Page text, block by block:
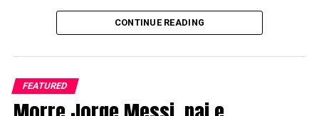
CONTINUE READING
FEATURED